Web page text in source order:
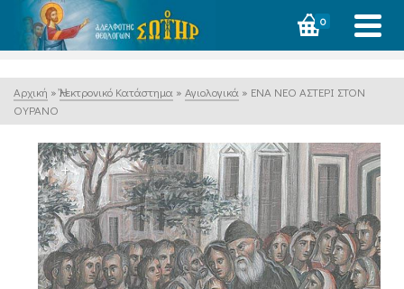
0
Αρχική » Ἠλεκτρονικό Κατάστημα » Αγιολογικά » ΕΝΑ ΝΕΟ ΑΣΤΕΡΙ ΣΤΟΝ
ΟΥΡΑΝΟ